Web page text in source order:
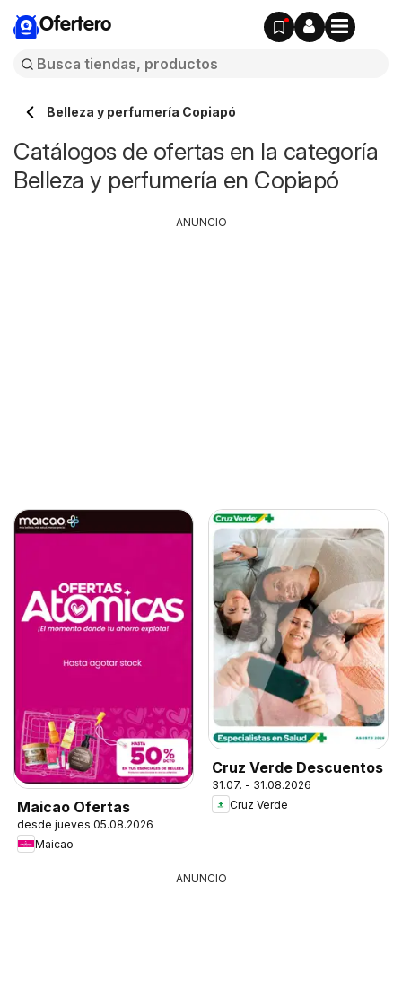
Ofertero
Belleza y perfumería Copiapó
Catálogos de ofertas en la categoría
Belleza y perfumería en Copiapó
Maicao Ofertas
desde jueves 05.08.2026
Maicao
Cruz Verde Descuentos
31.07. - 31.08.2026
Cruz Verde
ANUNCIO
ANUNCIO